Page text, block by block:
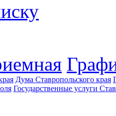
Дума Ставропольского края
Государственные услуги